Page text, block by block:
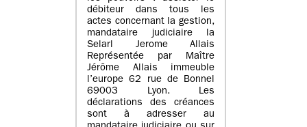
débiteur dans tous les
actes concernant la gestion,
mandataire judiciaire la
Selarl Jerome Allais
Représentée par Maître
Jérôme Allais immeuble
l’europe 62 rue de Bonnel
69003 Lyon. Les
déclarations des créances
sont à adresser au